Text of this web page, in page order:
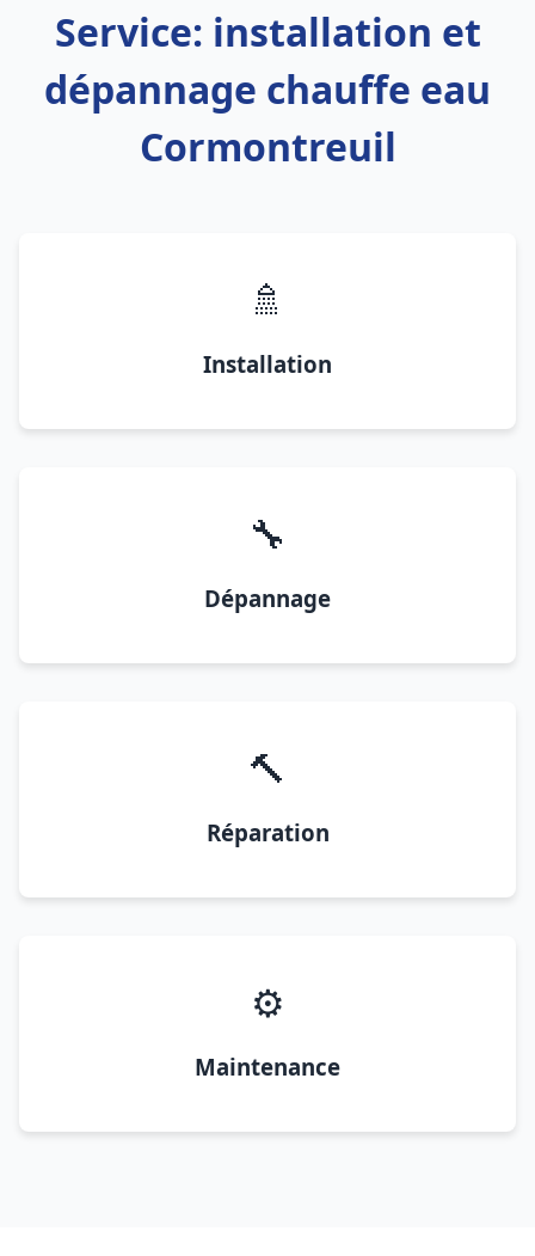
Service: installation et
dépannage chauffe eau
Cormontreuil
🚿
Installation
🔧
Dépannage
🔨
Réparation
⚙️
Maintenance